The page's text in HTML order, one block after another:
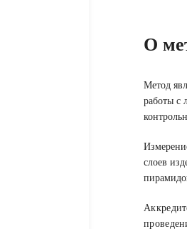
О
Метод
работы с
слоев